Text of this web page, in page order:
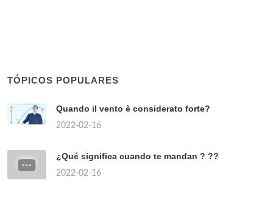
TÓPICOS POPULARES
Quando il vento è considerato forte?
2022-02-16
¿Qué significa cuando te mandan ? ??
2022-02-16